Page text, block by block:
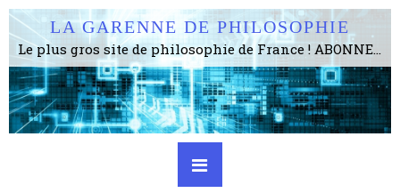
LA GARENNE DE PHILOSOPHIE
Le plus gros site de philosophie de France ! ABONNEZ-VOUS ! 4115 Articles, 1634 abonné·e·s, depuis 2006 . . . . . . . . 2 852 214 pages vues jusqu'à présent. Prestance et être apte à un plus grand nombre de choses.